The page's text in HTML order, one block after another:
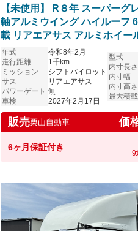
【未使用】 R８年 スーパーグ
軸アルミウイング ハイルーフ
載 リアエアサス アルミホイー
ト 車検付き
年式
令和8年2月
走行距離
1千km
ミッション
シフトパイロット
サス
リアエアサス
パワーゲート 無
車検
2027年2月17日
型式
内寸長さ
内寸幅
内寸高さ
最大積載
販売栗山自動車 価
6ヶ月保証付き